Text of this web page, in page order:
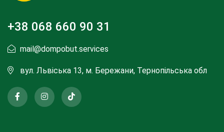
+38 068 660 90 31
mail@dompobut.services
вул. Львіська 13, м. Бережани, Тернопільська обл